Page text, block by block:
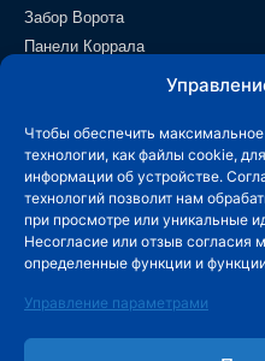
Чтобы обеспечить
технологии, как файлы cookie,
информации об устройстве.
технологий позволит нам
при просмотре или уникальные
Несогласие или отзыв согласия
определенные функции и
Управление параметрами
Забор Ворота
Панели Коррала
Контакт
info@wiremeshmfg.com
+86-180-3192-9999